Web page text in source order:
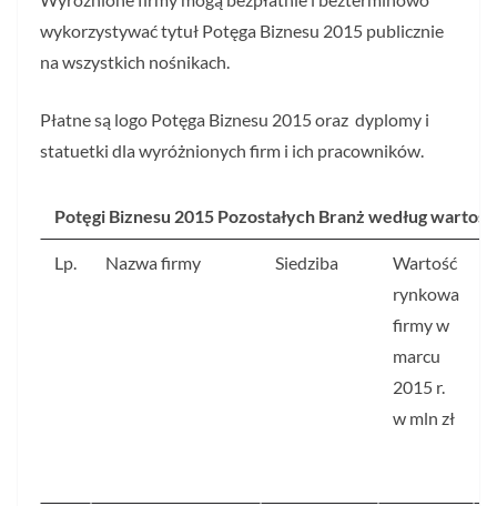
wykorzystywać tytuł Potęga Biznesu 2015 publicznie
na wszystkich nośnikach.
Płatne są logo Potęga Biznesu 2015 oraz dyplomy i
statuetki dla wyróżnionych firm i ich pracowników.
Potęgi Biznesu 2015 Pozostałych Branż według
Lp. Nazwa firmy Siedziba
Wartość
rynkowa
firmy w
marcu
2015 r.
w mln zł